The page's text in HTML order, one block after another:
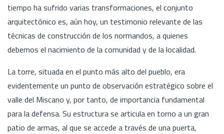
tiempo ha sufrido varias transformaciones, el conjunto
arquitectónico es, aún hoy, un testimonio relevante de las
técnicas de construcción de los normandos, a quienes
debemos el nacimiento de la comunidad y de la localidad.
La torre, situada en el punto más alto del pueblo, era
evidentemente un punto de observación estratégico sobre el
valle del Miscano y, por tanto, de importancia fundamental
para la defensa. Su estructura se articula en torno a un gran
patio de armas, al que se accede a través de una puerta,